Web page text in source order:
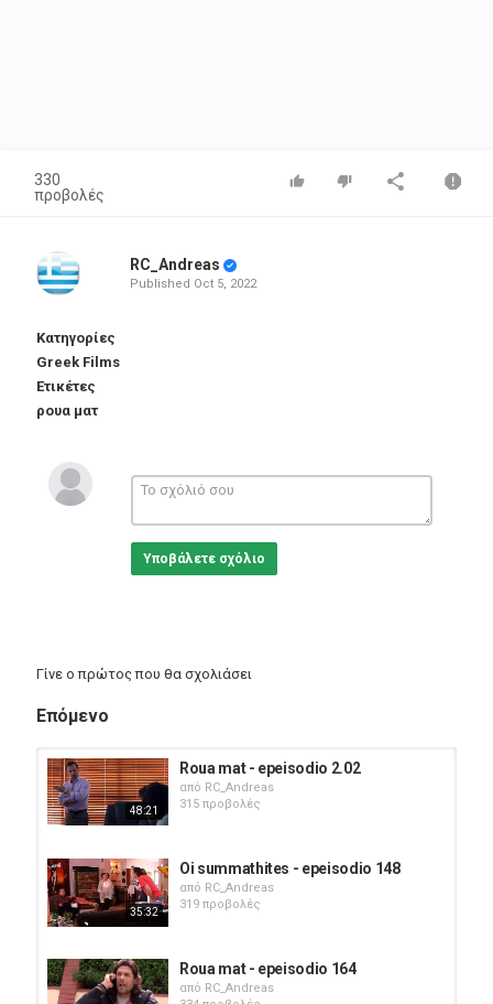
330
προβολές
RC_Andreas
Published Oct 5, 2022
Κατηγορίες
Greek Films
Ετικέτες
ρουα ματ
Υποβάλετε σχόλιο
Γίνε ο πρώτος που θα σχολιάσει
Επόμενο
48:21
Roua mat - epeisodio 2.02
από RC_Andreas
315 προβολές
35:32
Oi summathites - epeisodio 148
από RC_Andreas
319 προβολές
Roua mat - epeisodio 164
από RC_Andreas